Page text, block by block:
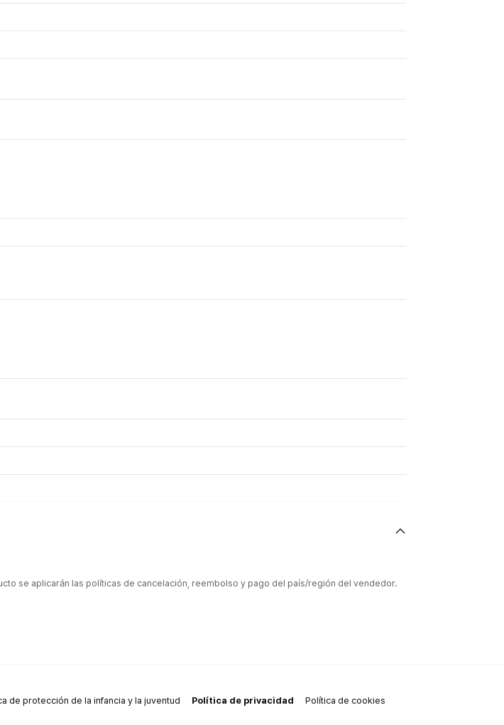
se aplicarán las políticas de cancelación, reembolso y pago del país/región del vendedor.
de protección de la infancia y la juventud Política de privacidad
Política de cookies